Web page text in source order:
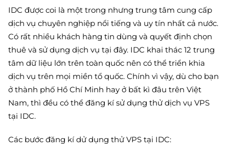
IDC được coi là một trong nhưng trung tâm cung cấp
dịch vụ chuyên nghiệp nổi tiếng và uy tín nhất cả nước.
Có rất nhiều khách hàng tin dùng và quyết định chọn
thuê và sử dụng dịch vụ tại đây. IDC khai thác 12 trung
tâm dữ liệu lớn trên toàn quốc nên có thể triển khia
dịch vụ trên mọi miền tổ quốc. Chính vì vậy, dù cho bạn
ở thành phố Hồ Chí Minh hay ở bất kì đâu trên Việt
Nam, thì đều có thể đăng kí sử dụng thử dịch vụ VPS
tại IDC.
Các bước đăng kí dử dụng thử VPS tại IDC: